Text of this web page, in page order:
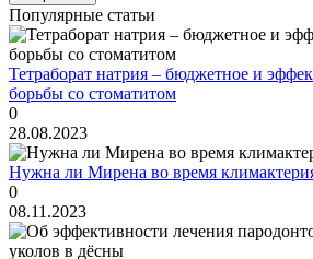
Популярные статьи
Тетраборат натрия – бюджетное и
борьбы со стоматитом
0
28.08.2023
Нужна ли Мирена во время
0
08.11.2023